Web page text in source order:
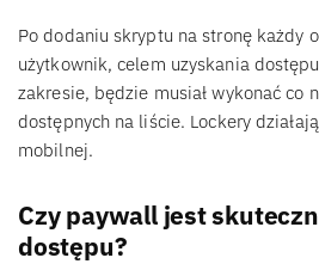
Po dodaniu skryptu na stronę każdy
użytkownik, celem uzyskania
zakresie, będzie musiał wykonać co
dostępnych na liście. Lockery
mobilnej.
Czy paywall jest
dostępu?